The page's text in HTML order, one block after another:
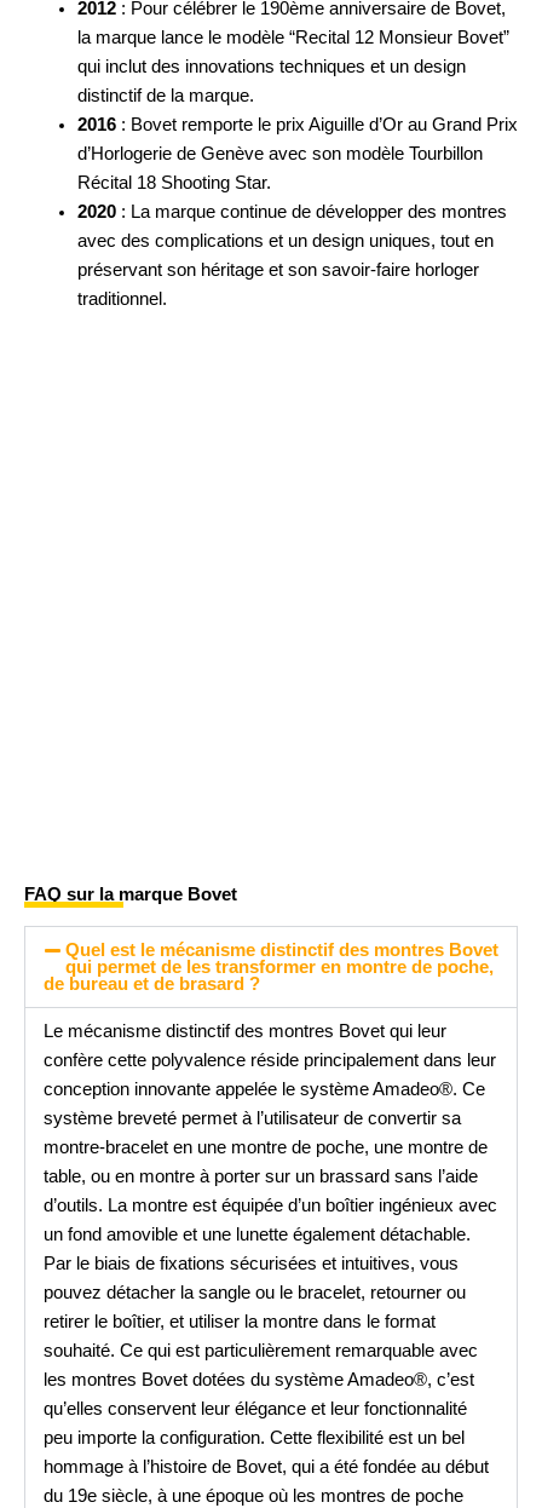
2012: Pour célébrer le 190ème anniversaire de Bovet,
la marque lance le modèle “Recital 12 Monsieur Bovet”
qui inclut des innovations techniques et un design
distinctif de la marque.
2016: Bovet remporte le prix Aiguille d’Or au Grand Prix
d’Horlogerie de Genève avec son modèle Tourbillon
Récital 18 Shooting Star.
2020: La marque continue de développer des montres
avec des complications et un design uniques, tout en
préservant son héritage et son savoir-faire horloger
traditionnel.
FAQ sur la marque Bovet
Quel est le mécanisme distinctif des montres Bovet
qui permet de les transformer en montre de poche,
de bureau et de brasard ?
Le mécanisme distinctif des montres Bovet qui leur
confère cette polyvalence réside principalement dans leur
conception innovante appelée le système Amadeo®. Ce
système breveté permet à l’utilisateur de convertir sa
montre-bracelet en une montre de poche, une montre de
table, ou en montre à porter sur un brassard sans l’aide
d’outils. La montre est équipée d’un boîtier ingénieux avec
un fond amovible et une lunette également détachable.
Par le biais de fixations sécurisées et intuitives, vous
pouvez détacher la sangle ou le bracelet, retourner ou
retirer le boîtier, et utiliser la montre dans le format
souhaité. Ce qui est particulièrement remarquable avec
les montres Bovet dotées du système Amadeo®, c’est
qu’elles conservent leur élégance et leur fonctionnalité
peu importe la configuration. Cette flexibilité est un bel
hommage à l’histoire de Bovet, qui a été fondée au début
du 19e siècle, à une époque où les montres de poche